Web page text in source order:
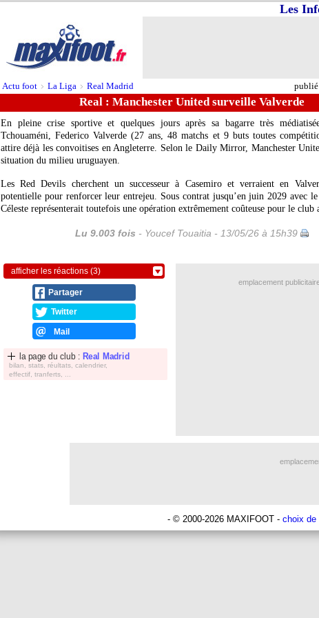
Actu foot > La Liga > Real Madrid
Les
Real : Manchester United surveille Valverde
En pleine crise sportive et quelques jours après sa bagarre très
Tchouaméni, FedericoValverde (27 ans, 48 matchs et 9 buts toutes
attire déjà les convoitises en Angleterre. Selon le Daily Mirror, Manchester
situation du milieu uruguayen.
Les Red Devils cherchent un successeur à Casemiro et verraient en
potentielle pour renforcer leur entrejeu. Sous contrat jusqu’en juin 2029 avec
Céleste représenterait toutefois une opération extrêmement coûteuse pour le club
Lu 9.003 fois - Youcef Touaitia - 13/05/26 à 15h39
afficher les réactions (3)
Partager
Twitter
Mail
la page du club : Real Madrid
bilan, stats, réultats, calendrier,
effectif, tranferts, ...
emplacement
- © 2000-2026 MAXIFOOT - choix de